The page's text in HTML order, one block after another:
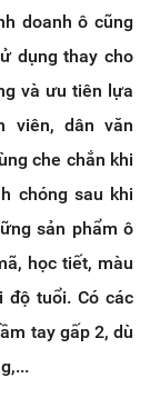
doanh ô cũng
dụng thay cho
và ưu tiên lựa
viên, dân văn
che chắn khi
chóng sau khi
sản phẩm ô
học tiết, màu
độ tuổi. Có các
tay gấp 2, dù